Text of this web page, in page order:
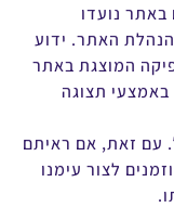
באתר נועדו
האתר. ידוע
המוצגת באתר
תצוגה
עם זאת, אם ראיתם
לצור עימנו